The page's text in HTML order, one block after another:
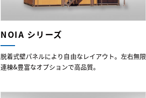
NOIA シリーズ
脱着式壁パネルにより自由なレイアウト。左右無限
連棟&豊富なオプションで高品質。